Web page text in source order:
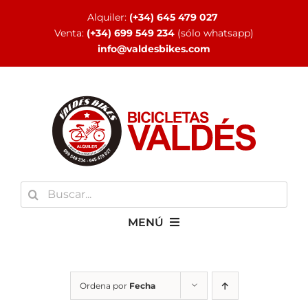
Alquiler: (+34) 645 479 027
Venta: (+34) 699 549 234 (sólo whatsapp)
info@valdesbikes.com
Buscar:
MENÚ
Ordena por Fecha